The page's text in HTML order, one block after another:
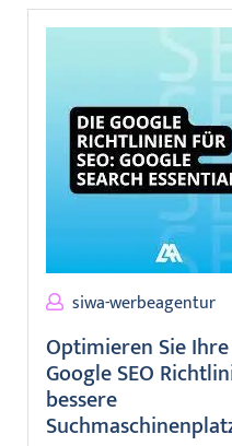
siwa-werbeagentur
Optimieren Sie
Google SEO
bessere